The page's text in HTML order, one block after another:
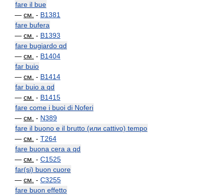
fare il bue
— см. - B1381
fare bufera
— см. - B1393
fare bugiardo qd
— см. - B1404
far buio
— см. - B1414
far buio a qd
— см. - B1415
fare come i buoi di Noferi
— см. - N389
fare il buono e il brutto (или cattivo) tempo
— см. - T264
fare buona cera a qd
— см. - C1525
far(si) buon cuore
— см. - C3255
fare buon effetto